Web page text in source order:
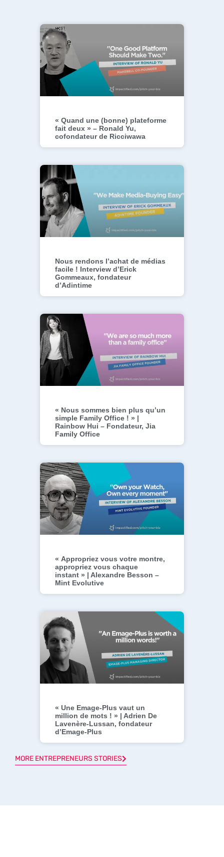
« Quand une (bonne) plateforme
fait deux » – Ronald Yu,
cofondateur de Ricciwawa
Nous rendons l’achat de médias
facile ! Interview d’Erick
Gommeaux, fondateur
d’Adintime
« Nous sommes bien plus qu’un
simple Family Office ! » |
Rainbow Hui – Fondateur, Jia
Family Office
« Appropriez vous votre montre,
appropriez vous chaque
instant » | Alexandre Besson –
Mint Evolutive
« Une Emage-Plus vaut un
million de mots ! » | Adrien De
Lavenère-Lussan, fondateur
d’Emage-Plus
MORE ENTREPRENEURS STORIES